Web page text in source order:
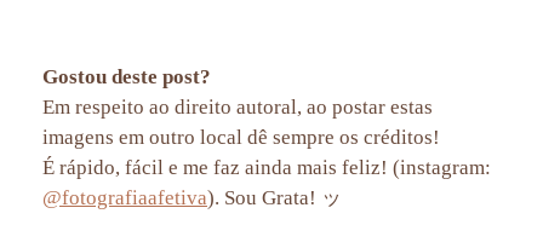
Gostou deste post?
Em respeito ao direito autoral, ao postar estas
imagens em outro local dê sempre os créditos!
É rápido, fácil e me faz ainda mais feliz! (instagram:
@fotografiaafetiva). Sou Grata! ッ